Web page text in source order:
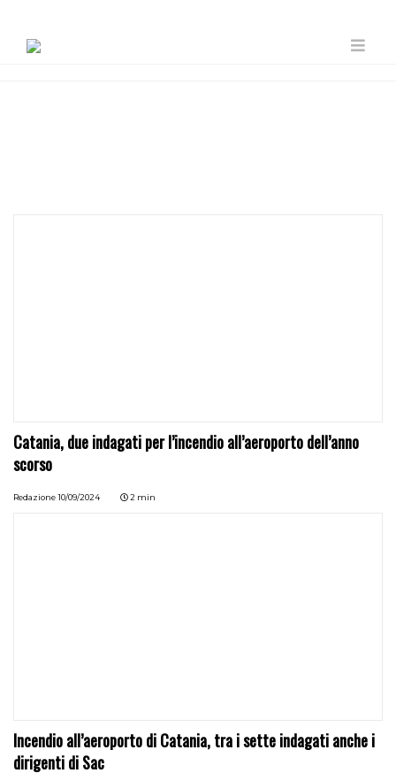
Catania, due indagati per l’incendio all’aeroporto dell’anno
scorso
Redazione 10/09/2024 2 min
Incendio all’aeroporto di Catania, tra i sette indagati anche i
dirigenti di Sac